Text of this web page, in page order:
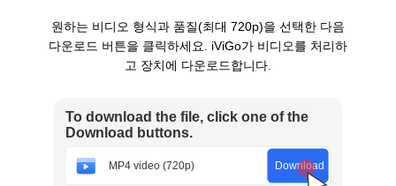
원하는 비디오 형식과 품질(최대 720p)을 선택한 다음
다운로드 버튼을 클릭하세요. iViGo가 비디오를 처리하
고 장치에 다운로드합니다.